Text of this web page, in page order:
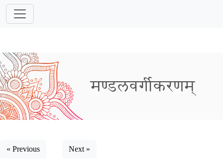
मण्डलवर्गीकरणम्
« Previous Next »